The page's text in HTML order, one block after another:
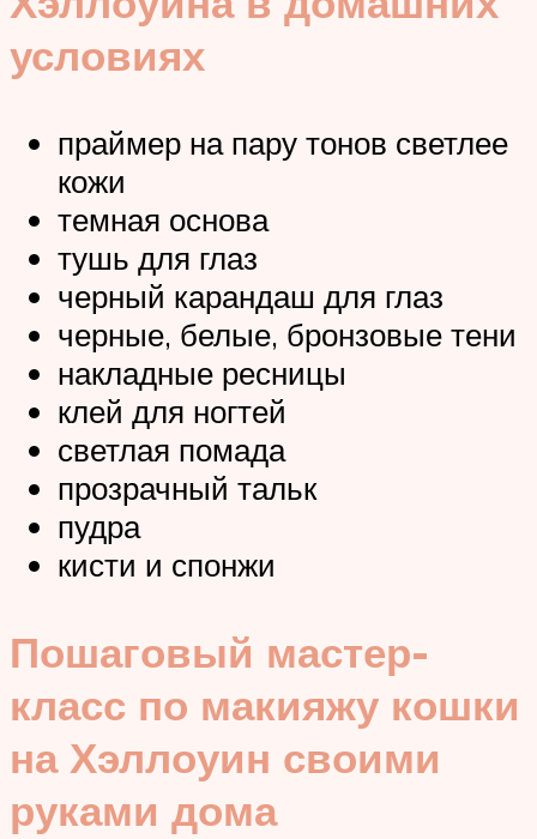
условиях
праймер на пару тонов светлее
кожи
темная основа
тушь для глаз
черный карандаш для глаз
черные, белые, бронзовые тени
накладные ресницы
клей для ногтей
светлая помада
прозрачный тальк
пудра
кисти и спонжи
Пошаговый мастер-
класс по макияжу кошки
на Хэллоуин своими
руками дома